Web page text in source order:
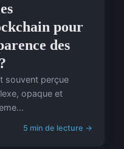
pour
des
souvent perçue
opaque et
5 min de lecture →